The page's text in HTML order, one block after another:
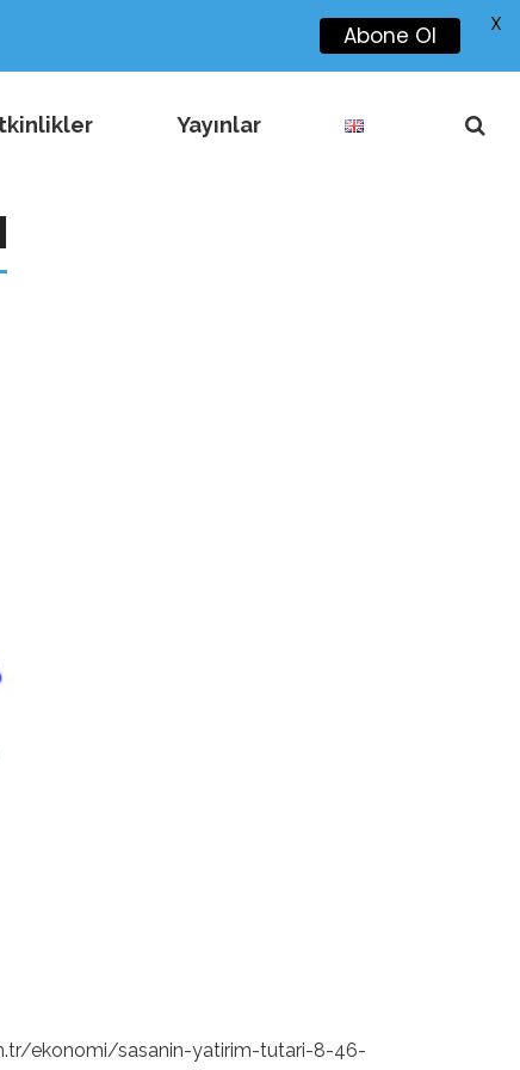
Yayınlar
ekonomi/sasanin-yatirim-tutari-8-46-
Abone Ol X